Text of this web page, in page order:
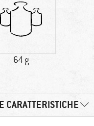
64 g
CARATTERISTICHE